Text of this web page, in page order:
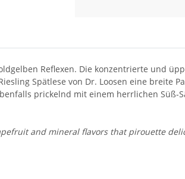
Reflexen. Die konzentrierte und
Spätlese von Dr. Loosen eine
prickelnd mit einem herrlichen Süß-
and mineral flavors that pirouette